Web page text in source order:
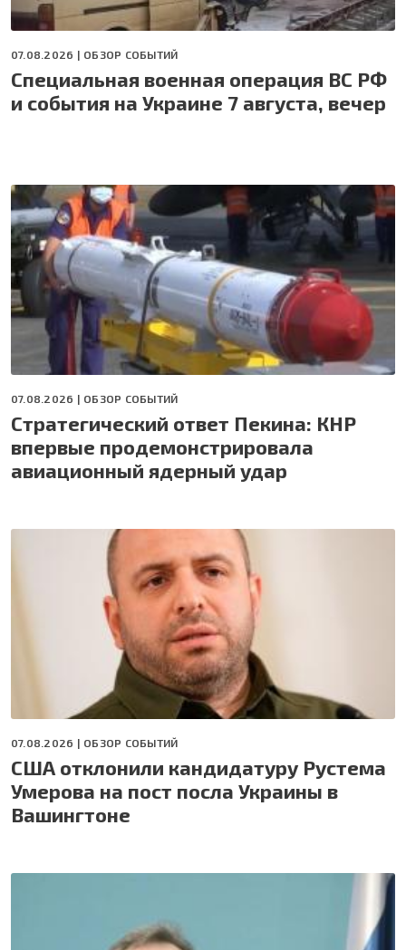
07.08.2026 | ОБЗОР СОБЫТИЙ
Специальная военная операция ВС РФ
и события на Украине 7 августа, вечер
07.08.2026 | ОБЗОР СОБЫТИЙ
Стратегический ответ Пекина: КНР
впервые продемонстрировала
авиационный ядерный удар
07.08.2026 | ОБЗОР СОБЫТИЙ
США отклонили кандидатуру Рустема
Умерова на пост посла Украины в
Вашингтоне